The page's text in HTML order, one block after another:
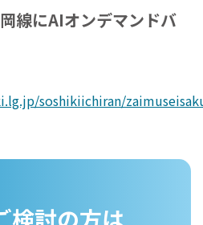
線にAIオンデマンドバ
soshikiichiran/
検討の方は